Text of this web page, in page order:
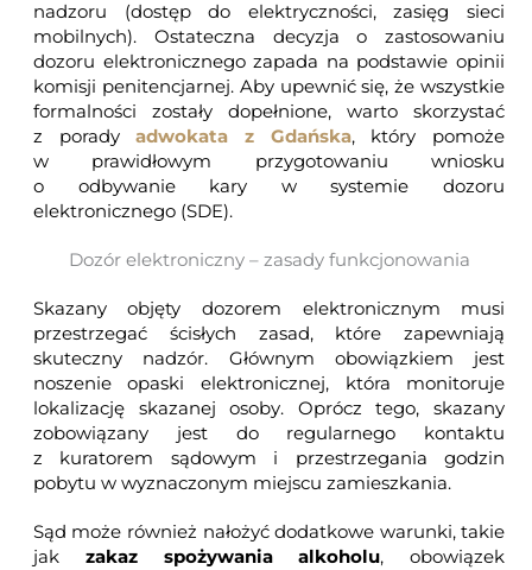
nadzoru (dostęp do elektryczności, zasięg sieci
mobilnych). Ostateczna decyzja o zastosowaniu
dozoru elektronicznego zapada na podstawie opinii
komisji penitencjarnej. Aby upewnić się, że wszystkie
formalności zostały dopełnione, warto skorzystać
z poradyadwokata z Gdańska, który pomoże
w prawidłowym przygotowaniu wniosku
o odbywanie kary w systemie dozoru
elektronicznego (SDE).
Dozór elektroniczny – zasady funkcjonowania
Skazany objęty dozorem elektronicznym musi
przestrzegać ścisłych zasad, które zapewniają
skuteczny nadzór. Głównym obowiązkiem jest
noszenie opaski elektronicznej, która monitoruje
lokalizację skazanej osoby. Oprócz tego, skazany
zobowiązany jest do regularnego kontaktu
z kuratorem sądowym i przestrzegania godzin
pobytu w wyznaczonym miejscu zamieszkania.
Sąd może również nałożyć dodatkowe warunki, takie
jakzakaz spożywania alkoholu, obowiązek